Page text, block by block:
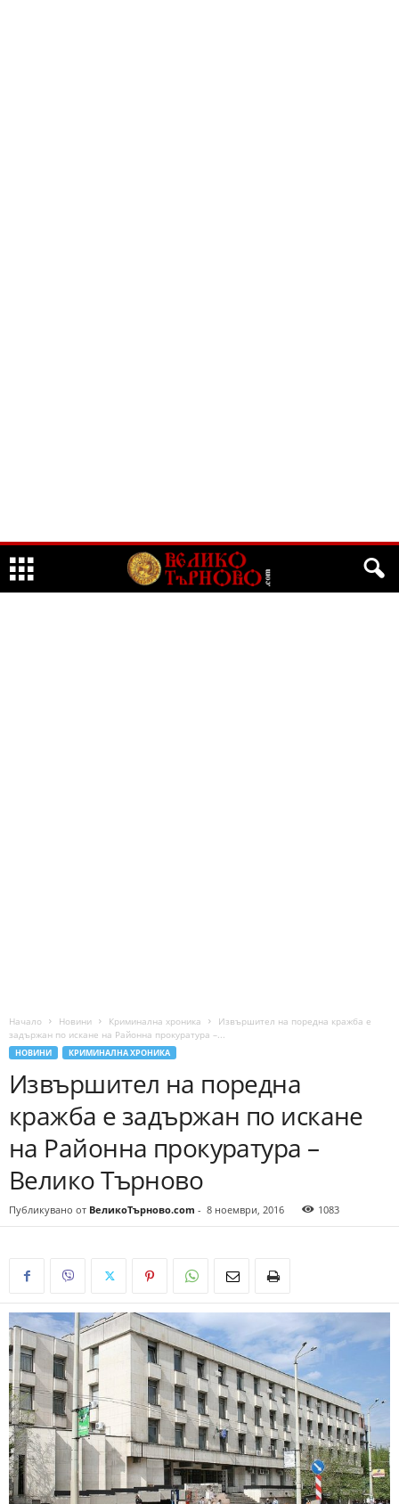
Начало Новини Криминална хроника
Извършител на поредна кражба е
задържан по искане на Районна прокуратура –...
НОВИНИ КРИМИНАЛНА ХРОНИКА
Извършител на поредна
кражба е задържан по искане
на Районна прокуратура –
Велико Търново
Публикувано от ВеликоТърново.com - 8 ноември, 2016 1083